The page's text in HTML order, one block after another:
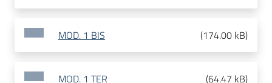
MOD. 1 BIS (174.00 kB)
MOD. 1 TER (64.47 kB)